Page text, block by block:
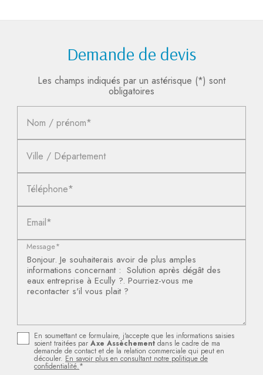
Demande de devis
Les champs indiqués par un astérisque (*) sont
obligatoires
Nom / prénom*
Ville / Département
Téléphone*
Email*
Message*
En soumettant ce formulaire, j'accepte que les informations saisies
soient traitées parAxe Assèchement dans le cadre de ma
demande de contact et de la relation commerciale qui peut en
découler. En savoir plus en consultant notre politique de
confidentialité.*